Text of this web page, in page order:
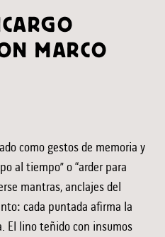
MARCO
como gestos de memoria y
al tiempo” o “arder para
mantras, anclajes del
cada puntada afirma la
El lino teñido con insumos